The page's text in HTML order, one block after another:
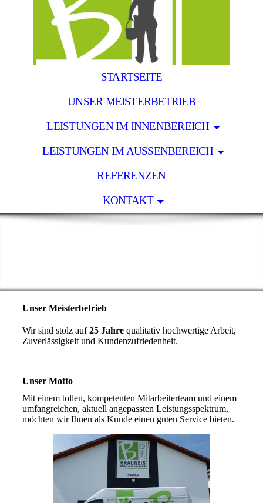
STARTSEITE
UNSER MEISTERBETRIEB
LEISTUNGEN IM INNENBEREICH
LEISTUNGEN IM AUSSENBEREICH
REFERENZEN
KONTAKT
Unser Meisterbetrieb
Wir sind stolz auf25 Jahrequalitativ hochwertige Arbeit,
Zuverlässigkeit und Kundenzufriedenheit.
Unser Motto
Mit einem tollen, kompetenten Mitarbeiterteam und einem
umfangreichen, aktuell angepassten Leistungsspektrum,
möchten wir Ihnen als Kunde einen guten Service bieten.